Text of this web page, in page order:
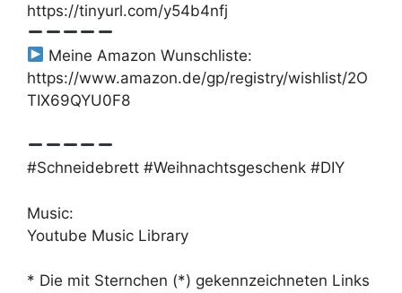
https://tinyurl.com/y54b4nfj
Meine Amazon Wunschliste:
https://www.amazon.de/gp/registry/wishlist/2O
TIX69QYU0F8
#Schneidebrett #Weihnachtsgeschenk #DIY
Music:
Youtube Music Library
* Die mit Sternchen (*) gekennzeichneten Links